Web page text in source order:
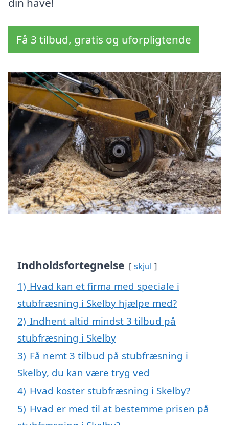
Få 3 tilbud, gratis og uforpligtende
Indholdsfortegnelse skjul
1) Hvad kan et firma med speciale i
stubfræsning i Skelby hjælpe med?
2) Indhent altid mindst 3 tilbud på
stubfræsning i Skelby
3) Få nemt 3 tilbud på stubfræsning i
Skelby, du kan være tryg ved
4) Hvad koster stubfræsning i Skelby?
5) Hvad er med til at bestemme prisen på